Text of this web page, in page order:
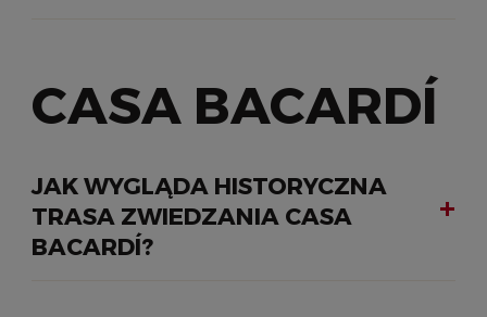
CASA BACARDÍ
JAK WYGLĄDA HISTORYCZNA
TRASA ZWIEDZANIA CASA
BACARDÍ?